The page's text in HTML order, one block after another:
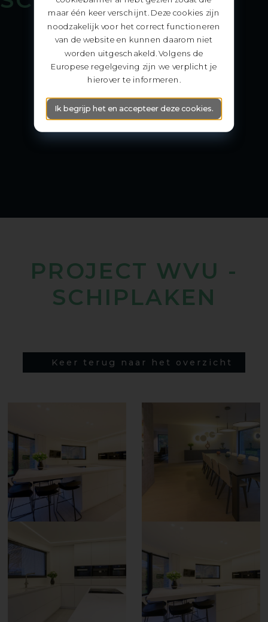
PROJECT WVU -
SCHIPLAKEN
Keer terug naar het overzicht
maar één keer verschijnt. Deze cookies zijn
noodzakelijk voor het correct functioneren
van de website en kunnen daarom niet
worden uitgeschakeld. Volgens de
Europese regelgeving zijn we verplicht je
hierover te informeren.
Ik begrijp het en accepteer deze cookies.